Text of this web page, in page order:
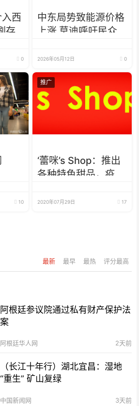
西
存
0
中东局势致能源价格
上涨 莫迪呼吁民众
2026年05月12日 0
10
推广
‘蕾咪’s Shop：推出
各种特色甜品，疫情
2020年07月29日 17
最新 最早 最热 评分最高
阿根廷参议院通过私有财产保护法
案
阿根廷华人网 2天前
（长江十年行）湖北宜昌：湿地
“重生” 矿山复绿
中国新闻网 3天前